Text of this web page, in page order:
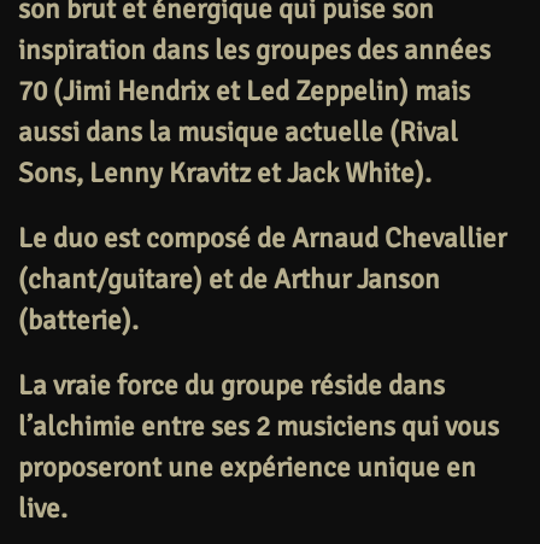
son brut et énergique qui puise son
inspiration dans les groupes des années
70 (Jimi Hendrix et Led Zeppelin) mais
aussi dans la musique actuelle (Rival
Sons, Lenny Kravitz et Jack White).
Le duo est composé de Arnaud Chevallier
(chant/guitare) et de Arthur Janson
(batterie).
La vraie force du groupe réside dans
l’alchimie entre ses 2 musiciens qui vous
proposeront une expérience unique en
live.